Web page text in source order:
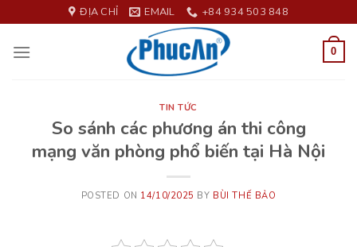
to
content
ĐỊA CHỈ EMAIL +84 934 503 848
0
TIN TỨC
So sánh các phương án thi công
mạng văn phòng phổ biến tại Hà Nội
POSTED ON 14/10/2025 BY BÙI THẾ BẢO